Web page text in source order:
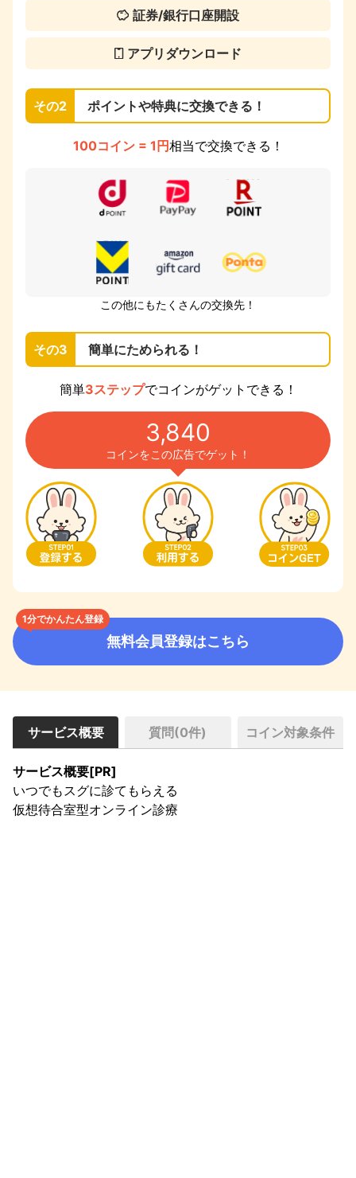
証券/銀行口座開設
アプリダウンロード
その2 ポイントや特典に交換できる！
100コイン = 1円相当で交換できる！
この他にもたくさんの交換先！
その3 簡単にためられる！
簡単3ステップでコインがゲットできる！
3,840
コインをこの広告でゲット！
1分でかんたん登録
無料会員登録はこちら
サービス概要 質問(0件) コイン対象条件
サービス概要[PR]
いつでもスグに診てもらえる
仮想待合室型オンライン診療